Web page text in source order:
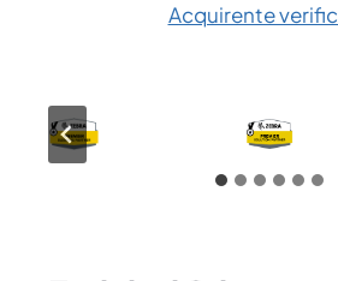
Acquirente